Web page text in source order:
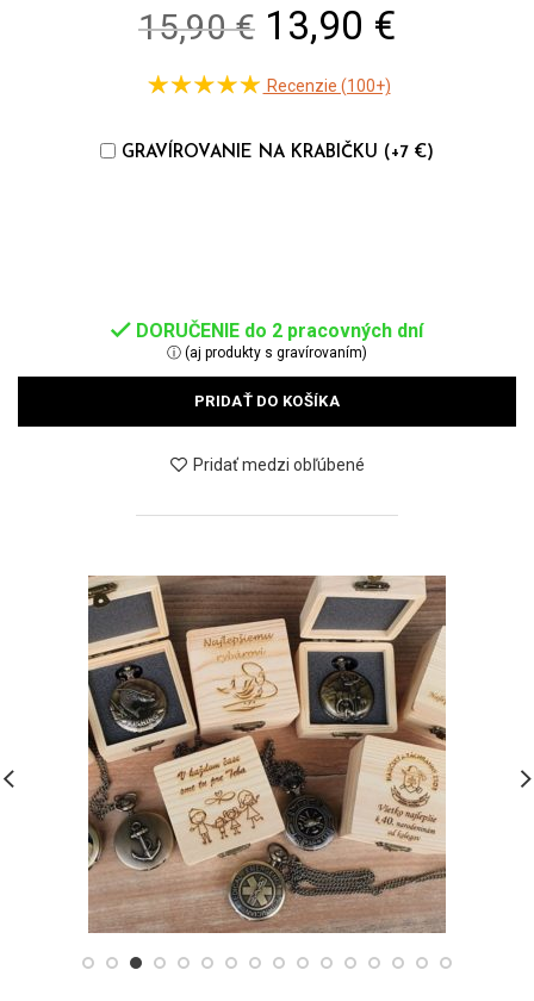
Recenzie (100+)
GRAVÍROVANIE NA KRABIČKU (+7 €)
15,90 € Original
price
15,90 €.
13,90 €
13,90
DORUČENIE do 2 pracovných dní
ⓘ (aj produkty s gravírovaním)
PRIDAŤ DO KOŠÍKA
Pridať medzi obľúbené